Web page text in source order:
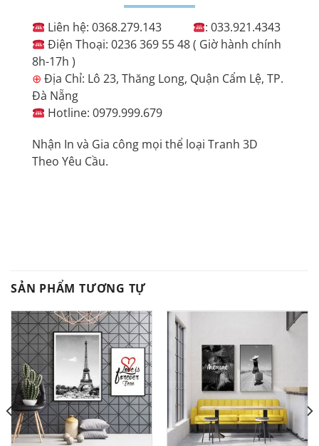
Liên hệ: 0368.279.143
: 033.921.4343
Điện Thoại: 0236 369 55 48 ( Giờ hành chính
8h-17h )
⊕ Địa Chỉ: Lô 23, Thăng Long, Quận Cẩm Lệ, TP.
Đà Nẵng
Hotline: 0979.999.679
Nhận In và Gia công mọi thể loại Tranh 3D
Theo Yêu Cầu.
SẢN PHẨM TƯƠNG TỰ